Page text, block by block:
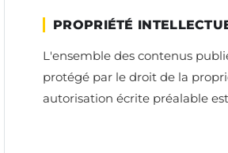
PROPRIÉTÉ
L'ensemble des contenus
protégé par le droit de la
autorisation écrite préalable